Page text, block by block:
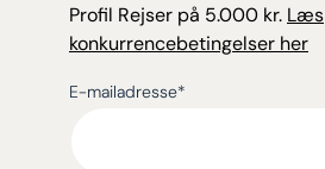
Profil Rejser på 5.000 kr. Læs
konkurrencebetingelser her
E-mailadresse*